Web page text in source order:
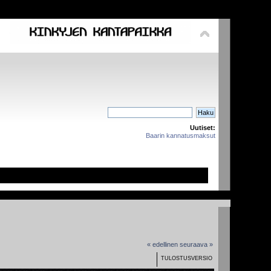
Uutiset:
Baarin kannatusmaksut
« edellinen seuraava »
TULOSTUSVERSIO